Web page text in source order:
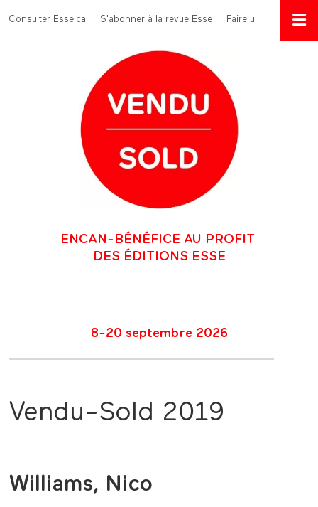
Menu Top
Consulter Esse.ca S'abonner à la revue Esse Faire un don
ENCAN-BÉNÉFICE AU PROFIT
DES ÉDITIONS ESSE
8-20 septembre 2026
Vendu-Sold 2019
Williams, Nico